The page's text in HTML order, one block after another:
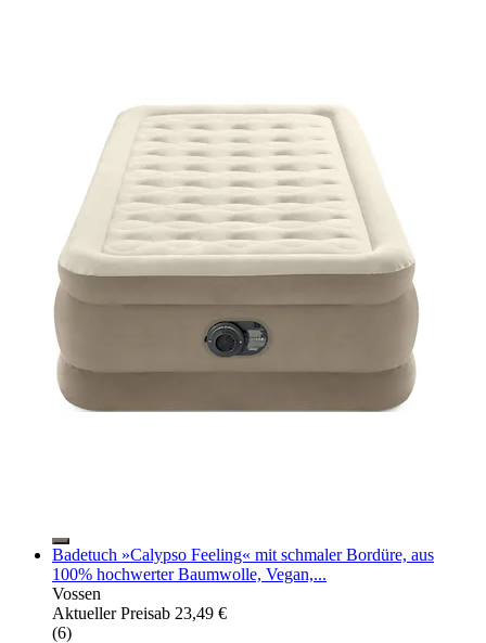
Badetuch »Calypso Feeling« mit schmaler Bordüre, aus
100% hochwerter Baumwolle, Vegan,...
Vossen
Aktueller Preisab 23,49 €
(6)